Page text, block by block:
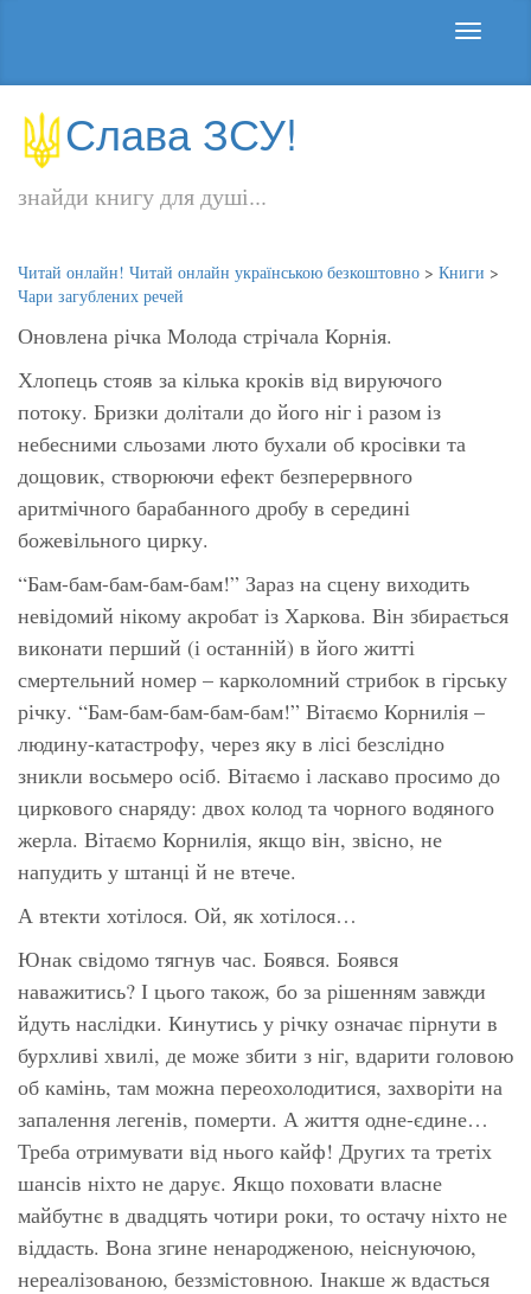
Слава ЗСУ!
знайди книгу для душі...
Читай онлайн! Читай онлайн українською безкоштовно > Книги >
Чари загублених речей
Оновлена річка Молода стрічала Корнія.
Хлопець стояв за кілька кроків від вируючого
потоку. Бризки долітали до його ніг і разом із
небесними сльозами люто бухали об кросівки та
дощовик, створюючи ефект безперервного
аритмічного барабанного дробу в середині
божевільного цирку.
“Бам-бам-бам-бам-бам!” Зараз на сцену виходить
невідомий нікому акробат із Харкова. Він збирається
виконати перший (і останній) в його житті
смертельний номер – карколомний стрибок в гірську
річку. “Бам-бам-бам-бам-бам!” Вітаємо Корнилія –
людину-катастрофу, через яку в лісі безслідно
зникли восьмеро осіб. Вітаємо і ласкаво просимо до
циркового снаряду: двох колод та чорного водяного
жерла. Вітаємо Корнилія, якщо він, звісно, не
напудить у штанці й не втече.
А втекти хотілося. Ой, як хотілося…
Юнак свідомо тягнув час. Боявся. Боявся
наважитись? І цього також, бо за рішенням завжди
йдуть наслідки. Кинутись у річку означає пірнути в
бурхливі хвилі, де може збити з ніг, вдарити головою
об камінь, там можна переохолодитися, захворіти на
запалення легенів, померти. А життя одне-єдине…
Треба отримувати від нього кайф! Других та третіх
шансів ніхто не дарує. Якщо поховати власне
майбутнє в двадцять чотири роки, то остачу ніхто не
віддасть. Вона згине ненародженою, неіснуючою,
нереалізованою, беззмістовною. Інакше ж вдасться